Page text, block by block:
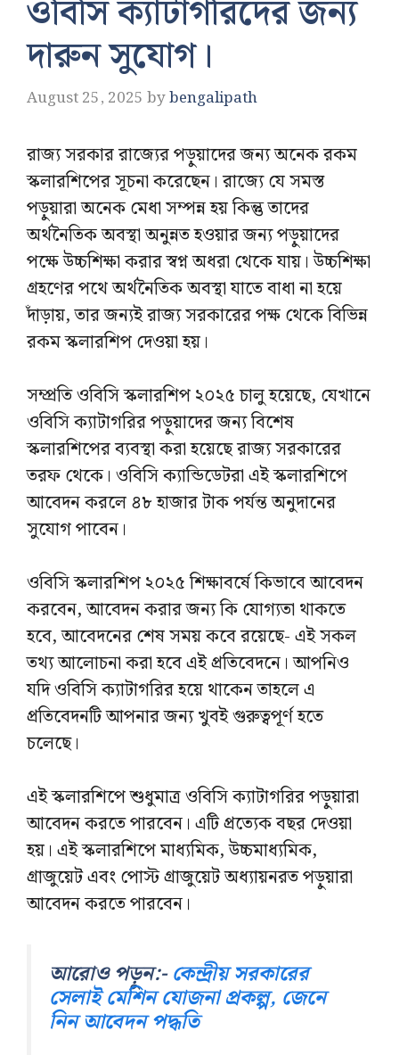
ওবিসি ক্যাটাগরিদের জন্য
দারুন সুযোগ।
August 25, 2025 bybengalipath
রাজ্য সরকার রাজ্যের পড়ুয়াদের জন্য অনেক রকম
স্কলারশিপের সূচনা করেছেন। রাজ্যে যে সমস্ত
পড়ুয়ারা অনেক মেধা সম্পন্ন হয় কিন্তু তাদের
অর্থনৈতিক অবস্থা অনুন্নত হওয়ার জন্য পড়ুয়াদের
পক্ষে উচ্চশিক্ষা করার স্বপ্ন অধরা থেকে যায়। উচ্চশিক্ষা
গ্রহণের পথে অর্থনৈতিক অবস্থা যাতে বাধা না হয়ে
দাঁড়ায়, তার জন্যই রাজ্য সরকারের পক্ষ থেকে বিভিন্ন
রকম স্কলারশিপ দেওয়া হয়।
সম্প্রতি ওবিসি স্কলারশিপ ২০২৫ চালু হয়েছে, যেখানে
ওবিসি ক্যাটাগরির পড়ুয়াদের জন্য বিশেষ
স্কলারশিপের ব্যবস্থা করা হয়েছে রাজ্য সরকারের
তরফ থেকে। ওবিসি ক্যান্ডিডেটরা এই স্কলারশিপে
আবেদন করলে ৪৮ হাজার টাক পর্যন্ত অনুদানের
সুযোগ পাবেন।
ওবিসি স্কলারশিপ ২০২৫ শিক্ষাবর্ষে কিভাবে আবেদন
করবেন, আবেদন করার জন্য কি যোগ্যতা থাকতে
হবে, আবেদনের শেষ সময় কবে রয়েছে- এই সকল
তথ্য আলোচনা করা হবে এই প্রতিবেদনে। আপনিও
যদি ওবিসি ক্যাটাগরির হয়ে থাকেন তাহলে এ
প্রতিবেদনটি আপনার জন্য খুবই গুরুত্বপূর্ণ হতে
চলেছে।
এই স্কলারশিপে শুধুমাত্র ওবিসি ক্যাটাগরির পড়ুয়ারা
আবেদন করতে পারবেন। এটি প্রত্যেক বছর দেওয়া
হয়। এই স্কলারশিপে মাধ্যমিক, উচ্চমাধ্যমিক,
গ্রাজুয়েট এবং পোস্ট গ্রাজুয়েট অধ্যায়নরত পড়ুয়ারা
আবেদন করতে পারবেন।
আরোও পড়ুন:- কেন্দ্রীয় সরকারের
সেলাই মেশিন যোজনা প্রকল্প, জেনে
নিন আবেদন পদ্ধতি